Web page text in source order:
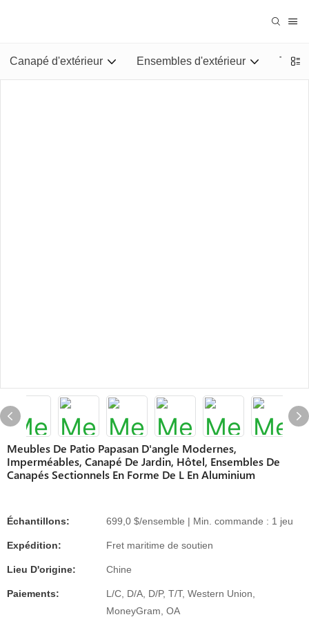
Canapé d'extérieur Ensembles d'extérieur
Meubles De Patio Papasan D'angle Modernes,
Imperméables, Canapé De Jardin, Hôtel, Ensembles De
Canapés Sectionnels En Forme De L En Aluminium
Échantillons: 699,0 $/ensemble | Min. commande : 1 jeu
Expédition: Fret maritime de soutien
Lieu D'origine: Chine
Paiements:
L/C, D/A, D/P, T/T, Western Union,
MoneyGram, OA